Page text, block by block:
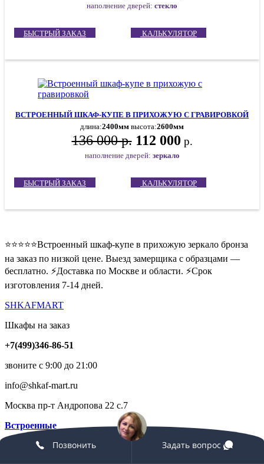
наполнение дверей: стекло
БЫСТРЫЙ ЗАКАЗ КАЛЬКУЛЯТОР
ВСТРОЕННЫЙ ШКАФ-КУПЕ В ПРИХОЖУЮ С ГРАВИРОВКОЙ
длина:2400мм высота:2600мм
136 000 р.112 000 р.
наполнение дверей: зеркало
БЫСТРЫЙ ЗАКАЗ КАЛЬКУЛЯТОР
⭐️⭐️⭐️⭐️⭐️Встроенный шкаф-купе в прихожую зеркало бронза
на заказ по низкой цене. Выезд замерщика с образцами —
бесплатно. ⚡️Доставка по Москве и области. ⚡️Срок
изготовления 7-14 дней.
SHKAFMART
Шкафы на заказ
+7(499)346-86-51
звоните с 9:00 до 21:00
info@shkaf-mart.ru
Москва пр-т Андропова 22 с.7
Встроенные
Угловые
Позвонить Задать вопрос